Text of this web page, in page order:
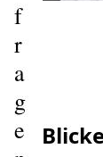
f
r
a
g
e